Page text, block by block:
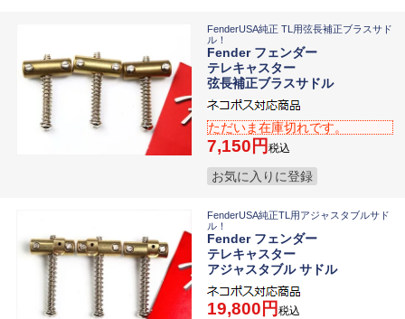
FenderUSA純正 TL用弦長補正ブラスサド
ル！
Fender フェンダー
テレキャスター
弦長補正ブラスサドル
ただいま在庫切れです。
7,150 税込
お気に入りに登録
FenderUSA純正TL用アジャスタブルサド
ル！
Fender フェンダー
テレキャスター
アジャスタブル サドル
19,800 税込